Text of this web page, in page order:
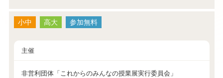
小中 高大 参加無料
主催
非営利団体「これからのみんなの授業展実行委員会」